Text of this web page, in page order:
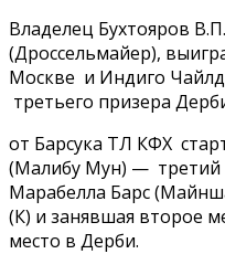
Владелец Бухтояров
(Дроссельмайер),
Москве и Индиго
третьего призера
от Барсука ТЛ КФХ
(Малибу Мун) — третий
Марабелла Барс
(К) и занявшая второе
место в Дерби.